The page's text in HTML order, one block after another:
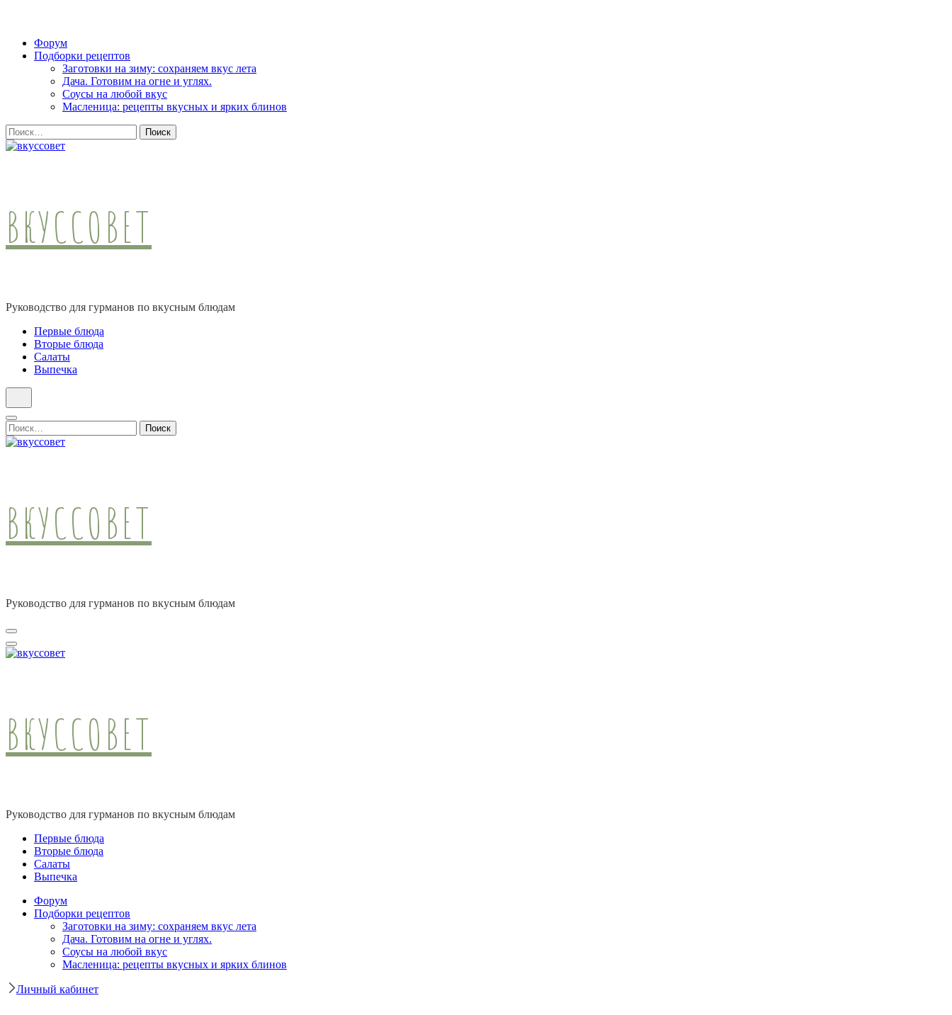
Skip
Форум
Подборки рецептов
Заготовки на зиму: сохраняем вкус лета
Дача. Готовим на огне и углях.
Соусы на любой вкус
Масленица: рецепты вкусных и ярких блинов
Найти:
ВКУССОВЕТ
Руководство для гурманов по вкусным блюдам
Первые блюда
Вторые блюда
Салаты
Выпечка
Найти:
ВКУССОВЕТ
Руководство для гурманов по вкусным блюдам
ВКУССОВЕТ
Руководство для гурманов по вкусным блюдам
Первые блюда
Вторые блюда
Салаты
Выпечка
Форум
Подборки рецептов
Заготовки на зиму: сохраняем вкус лета
Дача. Готовим на огне и углях.
Соусы на любой вкус
Масленица: рецепты вкусных и ярких блинов
Личный кабинет